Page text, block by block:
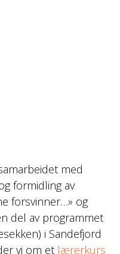
med
formidling av
forsvinner…» og
del av programmet
i Sandefjord
vi om et lærerkurs